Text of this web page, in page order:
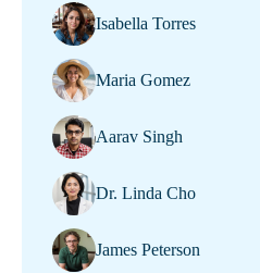
Isabella Torres
Maria Gomez
Aarav Singh
Dr. Linda Cho
James Peterson